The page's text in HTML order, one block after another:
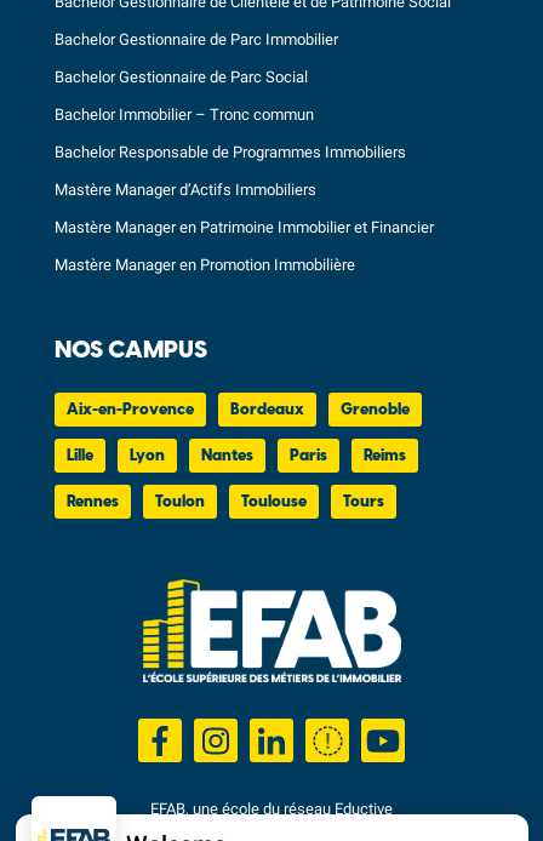
Bachelor Gestionnaire de Parc Immobilier
Bachelor Gestionnaire de Parc Social
Bachelor Immobilier – Tronc commun
Bachelor Responsable de Programmes Immobiliers
Mastère Manager d’Actifs Immobiliers
Mastère Manager en Patrimoine Immobilier et Financier
Mastère Manager en Promotion Immobilière
NOS CAMPUS
Aix-en-Provence Bordeaux Grenoble
Lille Lyon Nantes Paris Reims
Rennes Toulon Toulouse Tours
EFAB, une école du réseau Eductive
Établissement d'Enseignement Supérieur Privé Technique